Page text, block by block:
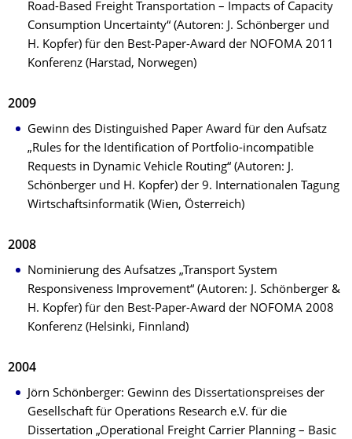
Road-Based Freight Transportation – Impacts of Capacity
Consumption Uncertainty“ (Autoren: J. Schönberger und
H. Kopfer) für den Best-Paper-Award der NOFOMA 2011
Konferenz (Harstad, Norwegen)
2009
Gewinn des Distinguished Paper Award für den Aufsatz
„Rules for the Identification of Portfolio-incompatible
Requests in Dynamic Vehicle Routing“ (Autoren: J.
Schönberger und H. Kopfer) der 9. Internationalen Tagung
Wirtschaftsinformatik (Wien, Österreich)
2008
Nominierung des Aufsatzes „Transport System
Responsiveness Improvement“ (Autoren: J. Schönberger &
H. Kopfer) für den Best-Paper-Award der NOFOMA 2008
Konferenz (Helsinki, Finnland)
2004
Jörn Schönberger: Gewinn des Dissertationspreises der
Gesellschaft für Operations Research e.V. für die
Dissertation „Operational Freight Carrier Planning – Basic